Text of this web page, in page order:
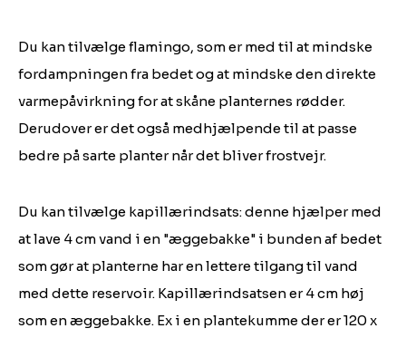
Du kan tilvælge flamingo, som er med til at mindske
fordampningen fra bedet og at mindske den direkte
varmepåvirkning for at skåne planternes rødder.
Derudover er det også medhjælpende til at passe
bedre på sarte planter når det bliver frostvejr.
Du kan tilvælge kapillærindsats: denne hjælper med
at lave 4 cm vand i en "æggebakke" i bunden af bedet
som gør at planterne har en lettere tilgang til vand
med dette reservoir. Kapillærindsatsen er 4 cm høj
som en æggebakke. Ex i en plantekumme der er 120 x